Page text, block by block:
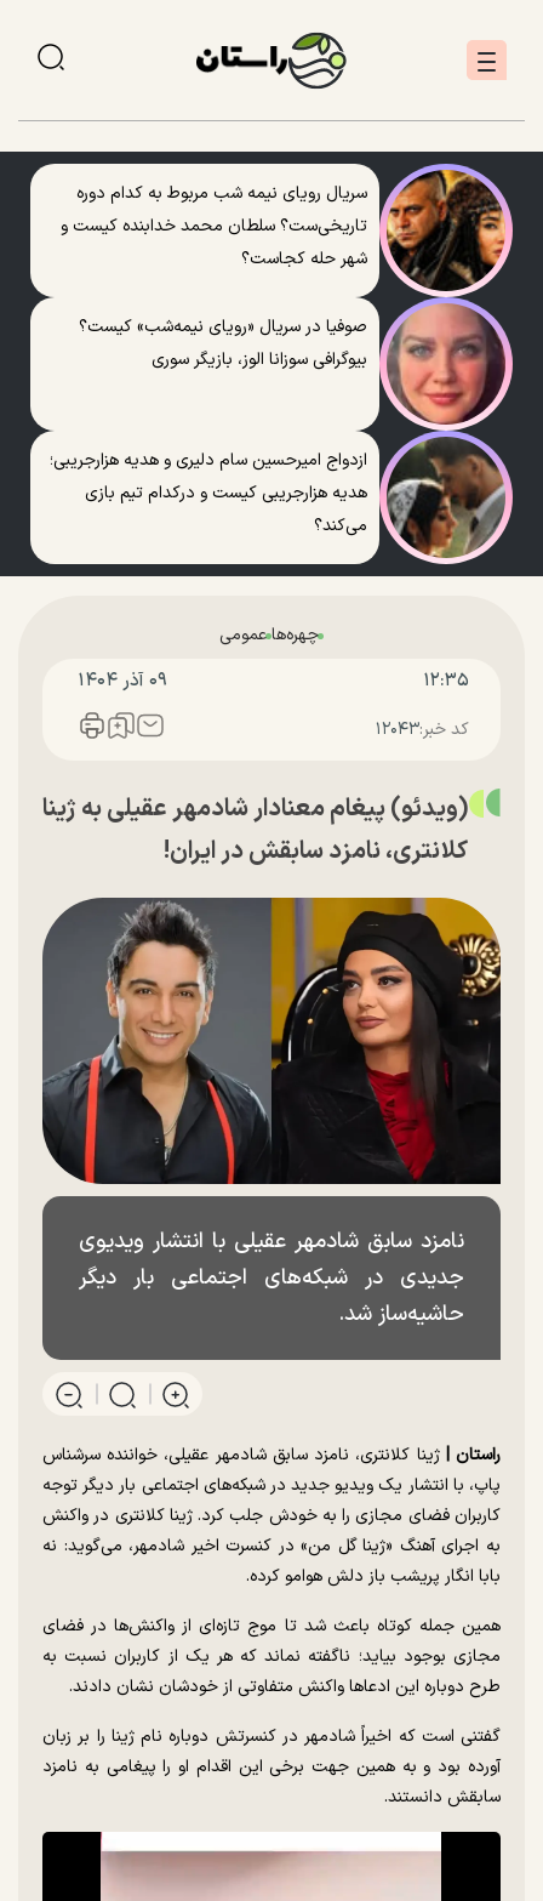
سریال رویای نیمه شب مربوط به کدام دوره
تاریخی‌ست؟ سلطان محمد خدابنده کیست و
شهر حله کجاست؟
صوفیا در سریال «رویای نیمه‌شب» کیست؟
بیوگرافی سوزانا الوز، بازیگر سوری
ازدواج امیرحسین سام دلیری و هدیه هزارجریبی؛
هدیه هزارجریبی کیست و درکدام تیم بازی
می‌کند؟
چهره‌هاعمومی
۱۲:۳۵ ۰۹ آذر ۱۴۰۴
کد خبر:۱۲۰۴۳
(ویدئو) پیغام معنادار شادمهر عقیلی به ژینا
کلانتری، نامزد سابقش در ایران!
نامزد سابق شادمهر عقیلی با انتشار ویدیوی
جدیدی در شبکه‌های اجتماعی بار دیگر
حاشیه‌ساز شد.
راستان | ژینا کلانتری، نامزد سابق شادمهر عقیلی، خواننده سرشناس
پاپ، با انتشار یک ویدیو جدید در شبکه‌های اجتماعی بار دیگر توجه
کاربران فضای مجازی را به خودش جلب کرد. ژینا کلانتری در واکنش
به اجرای آهنگ «ژینا گل من» در کنسرت اخیر شادمهر، می‌گوید: نه
بابا انگار پریشب باز دلش هوامو کرده.
همین جمله کوتاه باعث شد تا موج تازه‌ای از واکنش‌ها در فضای
مجازی بوجود بیاید؛ ناگفته نماند که هر یک از کاربران نسبت به
طرح دوباره این ادعاها واکنش‌ متفاوتی از خودشان نشان دادند.
گفتنی است که اخیراً شادمهر در کنسرتش دوباره نام ژینا را بر زبان
آورده بود و به همین جهت برخی این اقدام او را پیغامی به نامزد
سابقش دانستند.